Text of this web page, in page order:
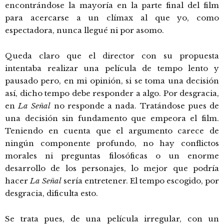
encontrándose la mayoría en la parte final del film
para acercarse a un clímax al que yo, como
espectadora, nunca llegué ni por asomo.
Queda claro que el director con su propuesta
intentaba realizar una película de tempo lento y
pausado pero, en mi opinión, si se toma una decisión
así, dicho tempo debe responder a algo. Por desgracia,
enLa Señal no responde a nada. Tratándose pues de
una decisión sin fundamento que empeora el film.
Teniendo en cuenta que el argumento carece de
ningún componente profundo, no hay conflictos
morales ni preguntas filosóficas o un enorme
desarrollo de los personajes, lo mejor que podría
hacerLa Señal sería entretener. El tempo escogido, por
desgracia, dificulta esto.
Se trata pues, de una película irregular, con un